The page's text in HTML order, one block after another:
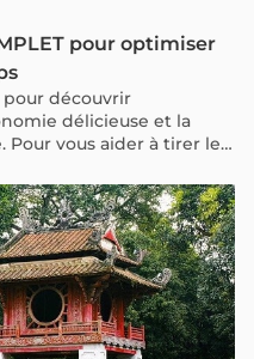
pour optimiser
pour découvrir
délicieuse et la
vous aider à tirer le
blog a sélectionné
qui correspondent
à découvrir Hanoi comme